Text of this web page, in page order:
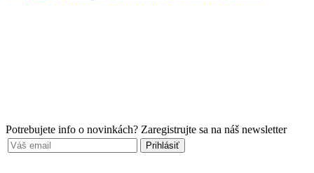
Potrebujete info o novinkách? Zaregistrujte sa na náš newsletter